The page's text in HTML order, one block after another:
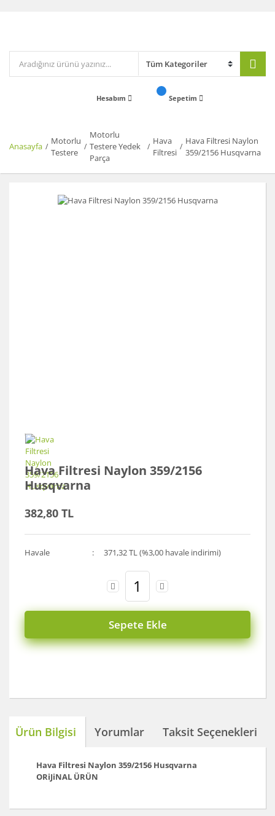
Hesabım Sepetim
Anasayfa
Motorlu
Testere
Motorlu
Testere Yedek
Parça
Hava
Filtresi
Hava Filtresi Naylon
359/2156 Husqvarna
Hava Filtresi Naylon 359/2156
Husqvarna
382,80 TL
Havale 371,32 TL (%3,00 havale indirimi)
Sepete Ekle
Ürün Bilgisi Yorumlar Taksit Seçenekleri
Hava Filtresi Naylon 359/2156 Husqvarna
ORiJiNAL ÜRÜN